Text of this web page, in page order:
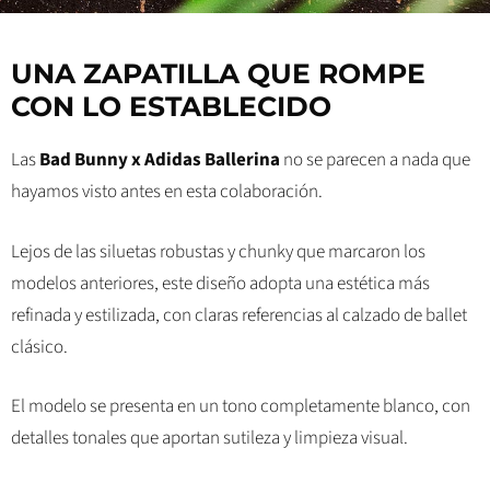
UNA ZAPATILLA QUE ROMPE
CON LO ESTABLECIDO
LasBad Bunny x Adidas Ballerina no se parecen a nada que
hayamos visto antes en esta colaboración.
Lejos de las siluetas robustas y chunky que marcaron los
modelos anteriores, este diseño adopta una estética más
refinada y estilizada, con claras referencias al calzado de ballet
clásico.
El modelo se presenta en un tono completamente blanco, con
detalles tonales que aportan sutileza y limpieza visual.